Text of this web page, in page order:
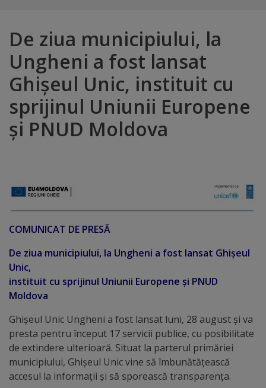
brand
Orașe
înfrățite
Distincții
onoare
ai
titlului
„Merite
pentru
Ungheni”
Diplome
de
De ziua municipiului, la
Ungheni a fost lansat
Ghișeul Unic, instituit cu
sprijinul Uniunii Europene
și PNUD Moldova
COMUNICAT DE PRESĂ
De ziua municipiului, la Ungheni a fost lansat Ghișeul
Unic,
instituit cu sprijinul Uniunii Europene și PNUD
Moldova
Ghișeul Unic Ungheni a fost lansat luni, 28 august și va
presta pentru început 17 servicii publice, cu posibilitate
de extindere ulterioară. Situat la parterul primăriei
municipiului, Ghișeul Unic vine să îmbunătățească
accesul la informații și să sporească transparența.